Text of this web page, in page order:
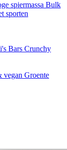
spiermassa Bulk
sporten
Bars Crunchy
vegan Groente